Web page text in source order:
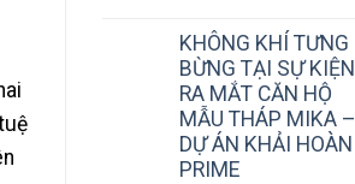
KHÔNG KHÍ TƯNG
BỪNG TẠI SỰ KIỆN
RA MẮT CĂN HỘ
MẪU THÁP MIKA –
DỰ ÁN KHẢI HOÀN
PRIME